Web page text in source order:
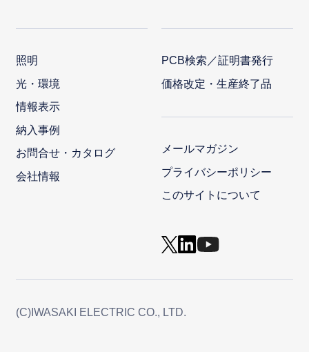
照明
光・環境
情報表示
納入事例
お問合せ・カタログ
会社情報
PCB検索／証明書発行
価格改定・生産終了品
メールマガジン
プライバシーポリシー
このサイトについて
(C)IWASAKI ELECTRIC CO., LTD.